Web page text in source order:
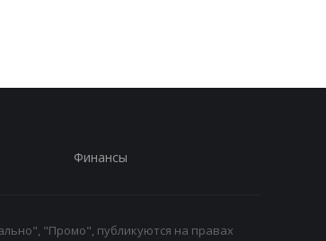
Финансы
"Промо", публикуются на правах